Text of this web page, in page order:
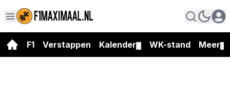
F1 Verstappen Kalender WK-stand Meer